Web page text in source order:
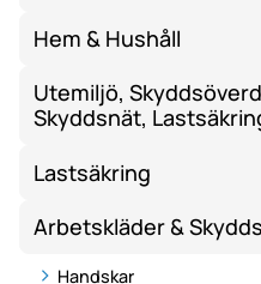
Hem & Hushåll
Utemiljö,
Skyddsnät,
Lastsäkring
Arbetskläder &
Handskar